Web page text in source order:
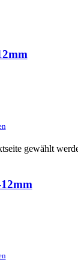
gewählt